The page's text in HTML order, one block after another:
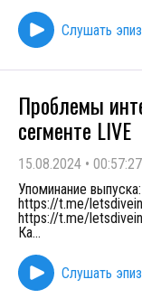
Слушать
Проблемы
сегменте LIVE
15.08.2024 • 00:57:27
Упоминание
https://t.me/
https://t.me/
Ка...
Слушать